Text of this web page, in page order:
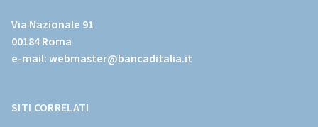
sito
istituzionale
della
Via Nazionale 91
00184 Roma
e-mail:webmaster@bancaditalia.it
SITI CORRELATI